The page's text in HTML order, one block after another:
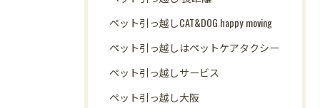
ペット引っ越しCAT&DOG happy moving
ペット引っ越しはペットケアタクシー
ペット引っ越しサービス
ペット引っ越し大阪